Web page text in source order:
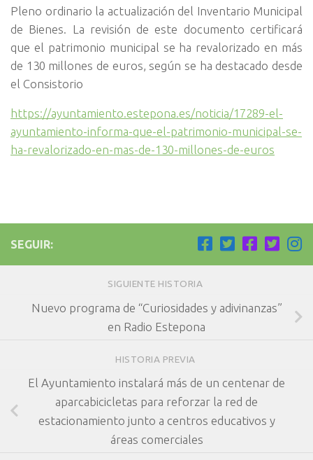
Pleno ordinario la actualización del Inventario Municipal
de Bienes. La revisión de este documento certificará
que el patrimonio municipal se ha revalorizado en más
de 130 millones de euros, según se ha destacado desde
el Consistorio
https://ayuntamiento.estepona.es/noticia/17289-el-
ayuntamiento-informa-que-el-patrimonio-municipal-se-
ha-revalorizado-en-mas-de-130-millones-de-euros
SEGUIR:
SIGUIENTE HISTORIA
Nuevo programa de “Curiosidades y adivinanzas”
en Radio Estepona
HISTORIA PREVIA
El Ayuntamiento instalará más de un centenar de
aparcabicicletas para reforzar la red de
estacionamiento junto a centros educativos y
áreas comerciales